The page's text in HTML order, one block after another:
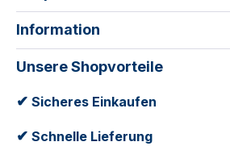
Information
Unsere Shopvorteile
✔ Sicheres Einkaufen
✔ Schnelle Lieferung